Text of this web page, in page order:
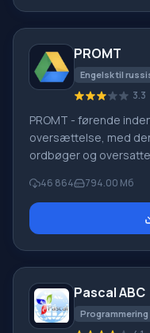
PROMT
Engelsk til
3.3
PROMT - førende
oversættelse, med
ordbøger og
virksomheder.
enhver tekst ved
udenlandsk firma
46 864 794.00 Мб
Pascal ABC
Programmering